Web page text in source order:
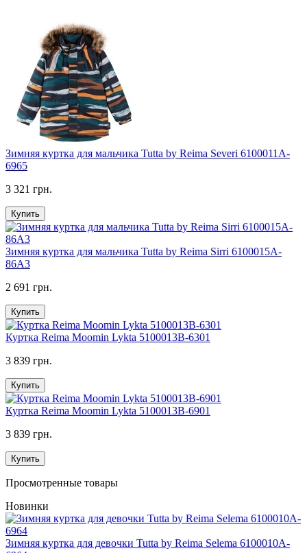
Зимняя куртка для мальчика Tutta by Reima Severi 6100011A-
6965
3 321 грн.
Купить
Зимняя куртка для мальчика Tutta by Reima Sirri 6100015A-
86A3
2 691 грн.
Купить
Куртка Reima Moomin Lykta 5100013B-6301
3 839 грн.
Купить
Куртка Reima Moomin Lykta 5100013B-6901
3 839 грн.
Купить
Просмотренные товары
Новинки
Зимняя куртка для девочки Tutta by Reima Selema 6100010A-